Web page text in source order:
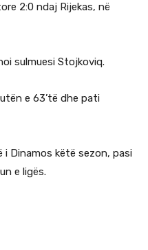
2:0 ndaj Rijekas, në
sulmuesi Stojkoviq.
e 63’të dhe pati
Dinamos këtë sezon, pasi
e ligës.